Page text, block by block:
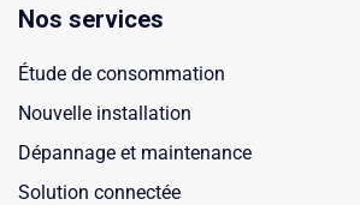
Nos services
Étude de consommation
Nouvelle installation
Dépannage et maintenance
Solution connectée